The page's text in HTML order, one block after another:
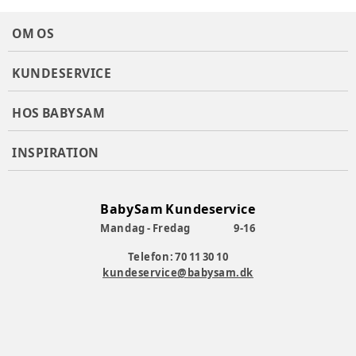
OM OS
KUNDESERVICE
HOS BABYSAM
INSPIRATION
BabySam Kundeservice
Mandag - Fredag
9-16
Telefon: 70 11 30 10
kundeservice@babysam.dk